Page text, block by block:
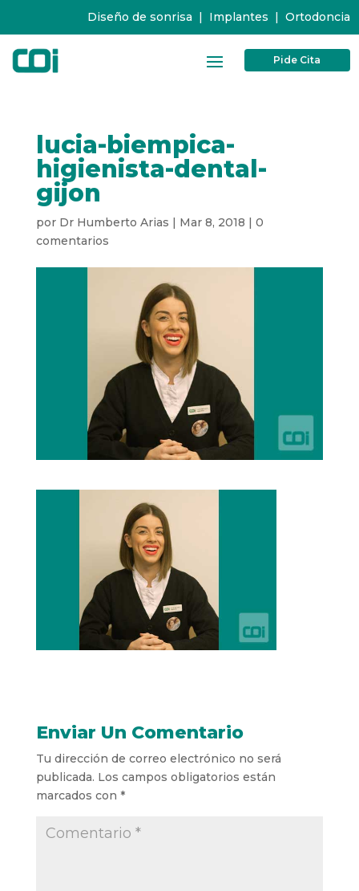
Diseño de sonrisa | Implantes | Ortodoncia
Pide Cita
lucia-biempica-
higienista-dental-
gijon
por Dr Humberto Arias | Mar 8, 2018 | 0
comentarios
Enviar Un Comentario
Tu dirección de correo electrónico no será
publicada. Los campos obligatorios están
marcados con *